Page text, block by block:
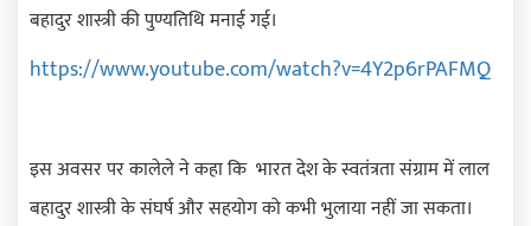
बहादुर शास्त्री की पुण्यतिथि मनाई गई।
https://www.youtube.com/watch?v=4Y2p6rPAFMQ
इस अवसर पर कालेले ने कहा कि भारत देश के स्वतंत्रता संग्राम में लाल
बहादुर शास्त्री के संघर्ष और सहयोग को कभी भुलाया नहीं जा सकता।